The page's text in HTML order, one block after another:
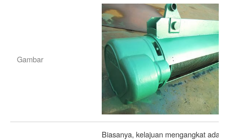
Gambar
Biasanya, kelajuan mengangkat